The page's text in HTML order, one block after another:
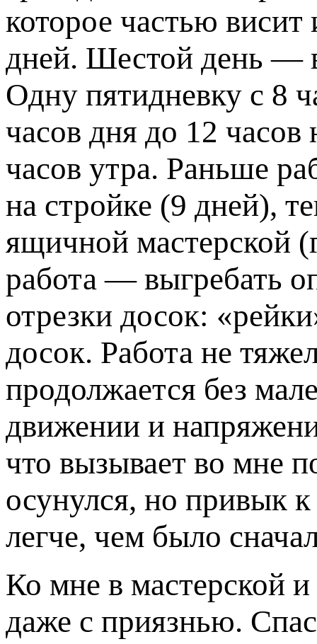
которое частью
дней. Шестой день —
Одну пятидневку с 8
часов дня до 12
часов утра. Раньше
на стройке (9 дней),
ящичной мастерской
работа — выгребать
отрезки досок:
досок. Работа не
продолжается без
движении и
что вызывает во мне
осунулся, но привык
легче, чем было
Ко мне в мастерской
даже с приязнью.